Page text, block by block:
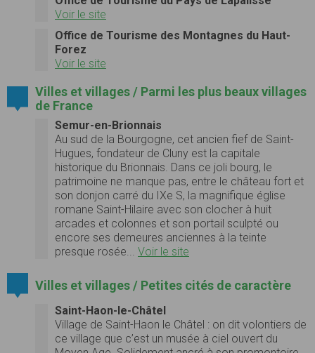
Voir le site
Office de Tourisme des Montagnes du Haut-
Forez
Voir le site
Villes et villages / Parmi les plus beaux villages
de France
Semur-en-Brionnais
Au sud de la Bourgogne, cet ancien fief de Saint-
Hugues, fondateur de Cluny est la capitale
historique du Brionnais. Dans ce joli bourg, le
patrimoine ne manque pas, entre le château fort et
son donjon carré du IXe S, la magnifique église
romane Saint-Hilaire avec son clocher à huit
arcades et colonnes et son portail sculpté ou
encore ses demeures anciennes à la teinte
presque rosée... Voir le site
Villes et villages / Petites cités de caractère
Saint-Haon-le-Châtel
Village de Saint-Haon le Châtel : on dit volontiers de
ce village que c’est un musée à ciel ouvert du